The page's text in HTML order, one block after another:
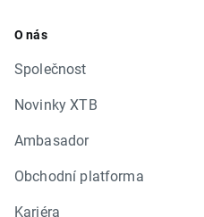
O nás
Společnost
Novinky XTB
Ambasador
Obchodní platforma
Kariéra